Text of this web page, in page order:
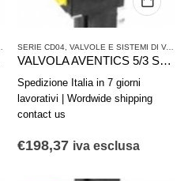
,VALVOLE SINGOLE
SERIE CD04, VALVOLE E SISTEMI DI VALVOLE AVENTICS
VALVOLA AVENTICS 5/3 Serie CD04 5777415280
Spedizione Italia in 7 giorni
lavorativi | Wordwide shipping
contact us
€198,37 iva esclusa